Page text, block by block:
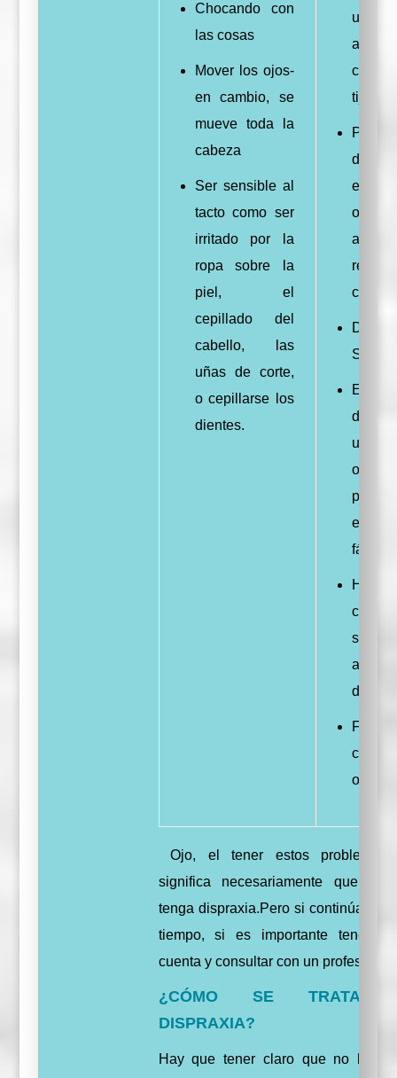
Chocando con
las cosas
Mover los ojos-
en cambio, se
mueve toda la
cabeza
Ser sensible al
tacto como ser
irritado por la
ropa sobre la
piel, el
cepillado del
cabello, las
uñas de corte,
o cepillarse los
dientes.
un
tijeras
en
otras
En
un
o en
Hacer
a los
del
Ojo, el tener estos problemas
significa necesariamente que tu
tenga dispraxia.Pero si continúan
tiempo, si es importante tenerlos
cuenta y consultar con un profesional.
¿CÓMO SE TRATA
DISPRAXIA?
Hay que tener claro que no hay